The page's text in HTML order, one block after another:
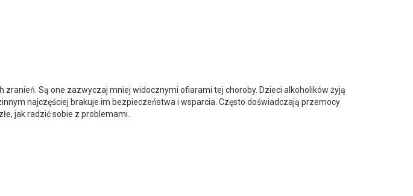
Są one zazwyczaj mniej widocznymi ofiarami tej choroby. Dzieci alkoholików żyją
najczęściej brakuje im bezpieczeństwa i wsparcia. Często doświadczają przemocy
jak radzić sobie z problemami.